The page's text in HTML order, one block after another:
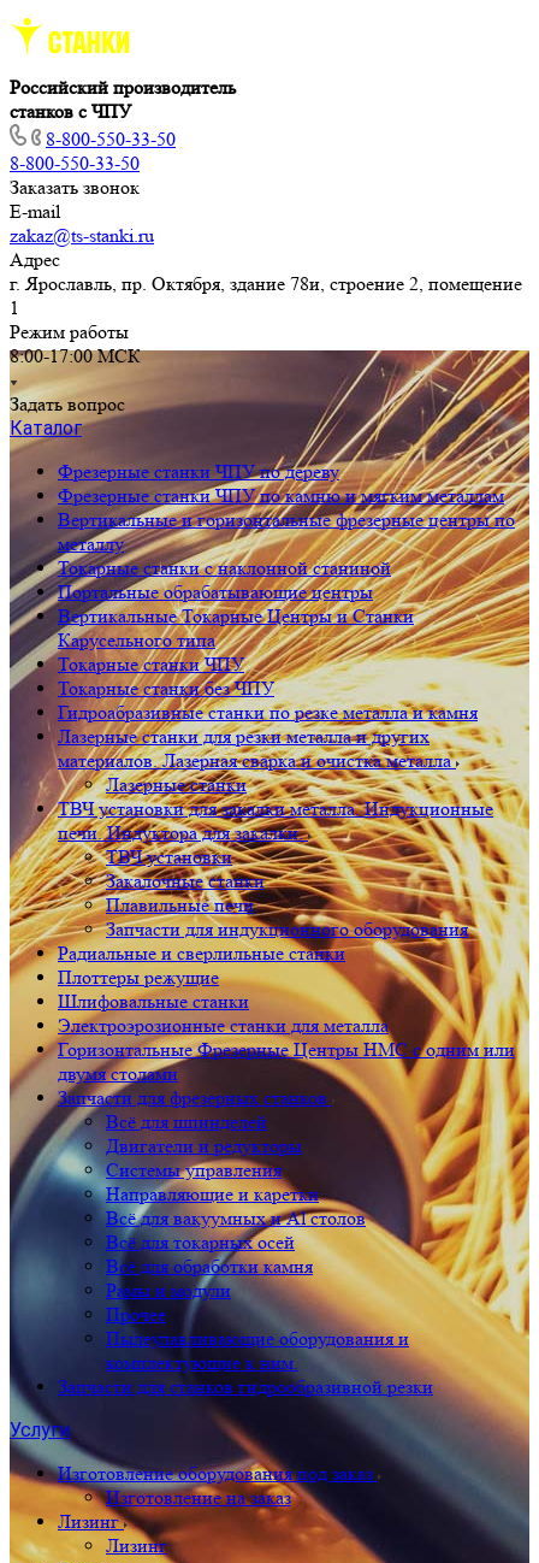
Российский производитель
станков с ЧПУ
8-800-550-33-50
8-800-550-33-50
Заказать звонок
E-mail
zakaz@ts-stanki.ru
Адрес
г. Ярославль, пр. Октября, здание 78и, строение 2, помещение
1
Режим работы
8:00-17:00 МСК
Задать вопрос
Каталог
Фрезерные станки ЧПУ по дереву
Фрезерные станки ЧПУ по камню и мягким металлам
Вертикальные и горизонтальные фрезерные центры по
металлу
Токарные станки с наклонной станиной
Портальные обрабатывающие центры
Вертикальные Токарные Центры и Станки
Карусельного типа
Токарные станки ЧПУ
Токарные станки без ЧПУ
Гидроабразивные станки по резке металла и камня
Лазерные станки для резки металла и других
материалов. Лазерная сварка и очистка металла
Лазерные станки
ТВЧ установки для закалки металла. Индукционные
печи. Индуктора для закалки.
ТВЧ установки
Закалочные станки
Плавильные печи
Запчасти для индукционного оборудования
Радиальные и сверлильные станки
Плоттеры режущие
Шлифовальные станки
Электроэрозионные станки для металла
Горизонтальные Фрезерные Центры HMC с одним или
двумя столами
Запчасти для фрезерных станков
Всё для шпинделей
Двигатели и редукторы
Системы управления
Направляющие и каретки
Всё для вакуумных и Al столов
Всё для токарных осей
Всё для обработки камня
Рамы и модули
Прочее
Пылеулавливающие оборудования и
комплектующие к ним.
Запчасти для станков гидрообразивной резки
Услуги
Изготовление оборудования под заказ
Изготовление на заказ
Лизинг
Лизинг